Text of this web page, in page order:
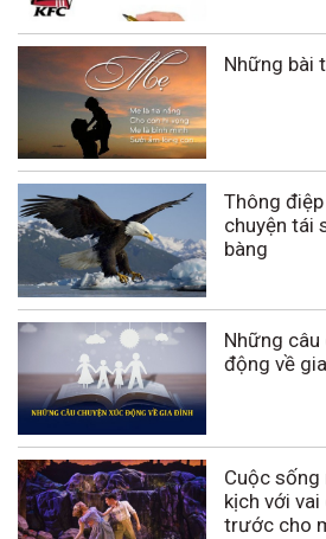
Những bài
Thông
chuyện tái
bàng
Những câu
động về
Cuộc sống
kịch với
trước cho